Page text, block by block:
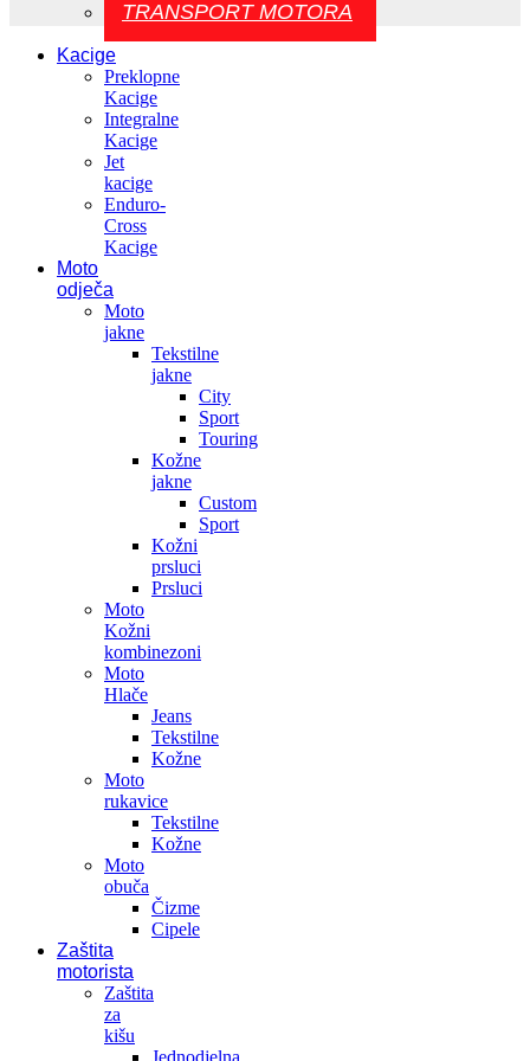
TRANSPORT MOTORA
Kacige
Preklopne
Kacige
Integralne
Kacige
Jet
kacige
Enduro-
Cross
Kacige
Moto
odječa
Moto
jakne
Tekstilne
jakne
City
Sport
Touring
Kožne
jakne
Custom
Sport
Kožni
prsluci
Prsluci
Moto
Kožni
kombinezoni
Moto
Hlače
Jeans
Tekstilne
Kožne
Moto
rukavice
Tekstilne
Kožne
Moto
obuča
Čizme
Cipele
Zaštita
motorista
Zaštita
za
kišu